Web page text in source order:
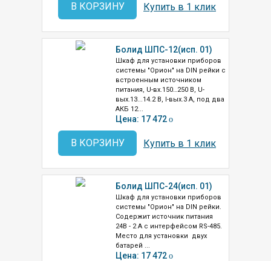
В КОРЗИНУ Купить в 1 клик
Болид ШПС-12(исп. 01)
Шкаф для установки приборов
системы "Орион" на DIN рейки с
встроенным источником
питания, U-вх.150…250 В, U-
вых.13...14.2 В, I-вых.3 А, под два
АКБ 12...
Цена: 17 472 o
В КОРЗИНУ Купить в 1 клик
Болид ШПС-24(исп. 01)
Шкаф для установки приборов
системы "Орион" на DIN рейки.
Содержит источник питания
24В - 2 А с интерфейсом RS-485.
Место для установки двух
батарей ...
Цена: 17 472 o